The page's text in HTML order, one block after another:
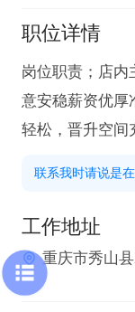
职位详情
岗位职责；店内
意安稳薪资优厚
轻松，晋升空间
联系我时请说是在
工作地址
重庆市秀山